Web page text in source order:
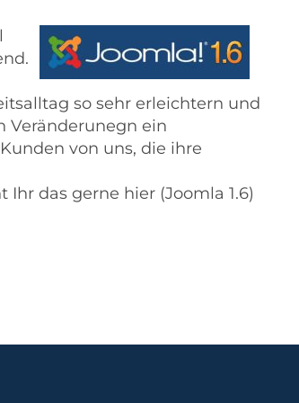
so sehr erleichtern und
Veränderunegn ein
von uns, die ihre
Ihr das gerne hier (Joomla 1.6)